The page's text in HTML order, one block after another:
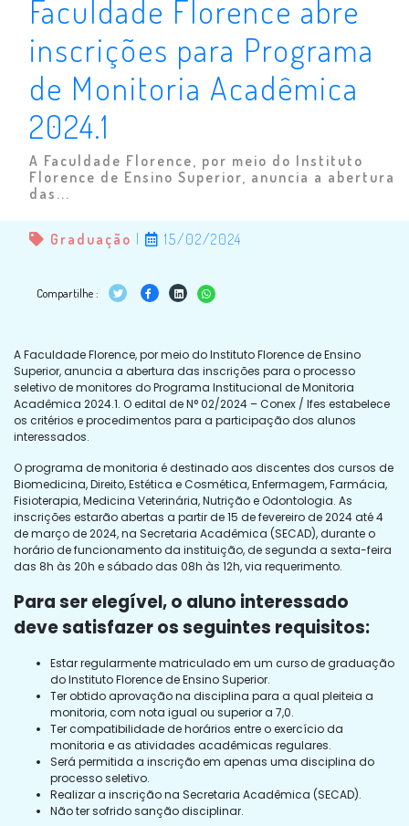
Faculdade Florence abre
inscrições para Programa
de Monitoria Acadêmica
2024.1
A Faculdade Florence, por meio do Instituto
Florence de Ensino Superior, anuncia a abertura
das...
Graduação | 15/02/2024
Compartilhe :
A Faculdade Florence, por meio do Instituto Florence de Ensino
Superior, anuncia a abertura das inscrições para o processo
seletivo de monitores do Programa Institucional de Monitoria
Acadêmica 2024.1. O edital de N° 02/2024 – Conex / Ifes estabelece
os critérios e procedimentos para a participação dos alunos
interessados.
O programa de monitoria é destinado aos discentes dos cursos de
Biomedicina, Direito, Estética e Cosmética, Enfermagem, Farmácia,
Fisioterapia, Medicina Veterinária, Nutrição e Odontologia. As
inscrições estarão abertas a partir de 15 de fevereiro de 2024 até 4
de março de 2024, na Secretaria Acadêmica (SECAD), durante o
horário de funcionamento da instituição, de segunda a sexta-feira
das 8h às 20h e sábado das 08h às 12h, via requerimento.
Para ser elegível, o aluno interessado
deve satisfazer os seguintes requisitos:
Estar regularmente matriculado em um curso de graduação
do Instituto Florence de Ensino Superior.
Ter obtido aprovação na disciplina para a qual pleiteia a
monitoria, com nota igual ou superior a 7,0.
Ter compatibilidade de horários entre o exercício da
monitoria e as atividades acadêmicas regulares.
Será permitida a inscrição em apenas uma disciplina do
processo seletivo.
Realizar a inscrição na Secretaria Acadêmica (SECAD).
Não ter sofrido sanção disciplinar.